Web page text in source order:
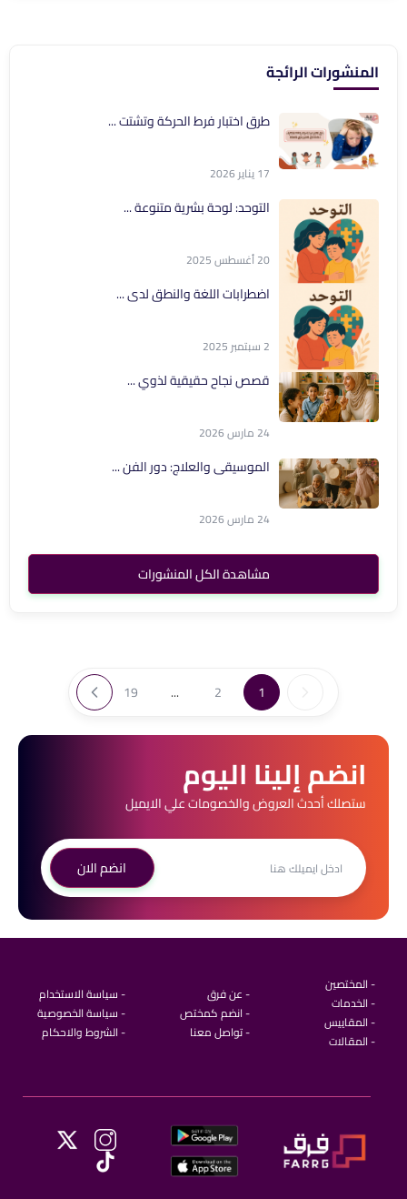
المنشورات الرائجة
طرق اختبار فرط الحركة وتشتت ...
17 يناير 2026
التوحد: لوحة بشرية متنوعة ...
20 أغسطس 2025
اضطرابات اللغة والنطق لدى ...
2 سبتمبر 2025
قصص نجاح حقيقية لذوي ...
24 مارس 2026
الموسيقى والعلاج: دور الفن ...
24 مارس 2026
مشاهدة الكل المنشورات
1
2
...
19
انضم إلينا اليوم
ستصلك أحدث العروض والخصومات علي الايميل
انضم الان
- المختصين
- الخدمات
- المقاييس
- المقالات
- عن فرق
- انضم كمختص
- تواصل معنا
- سياسة الاستخدام
- سياسة الخصوصية
- الشروط والاحكام